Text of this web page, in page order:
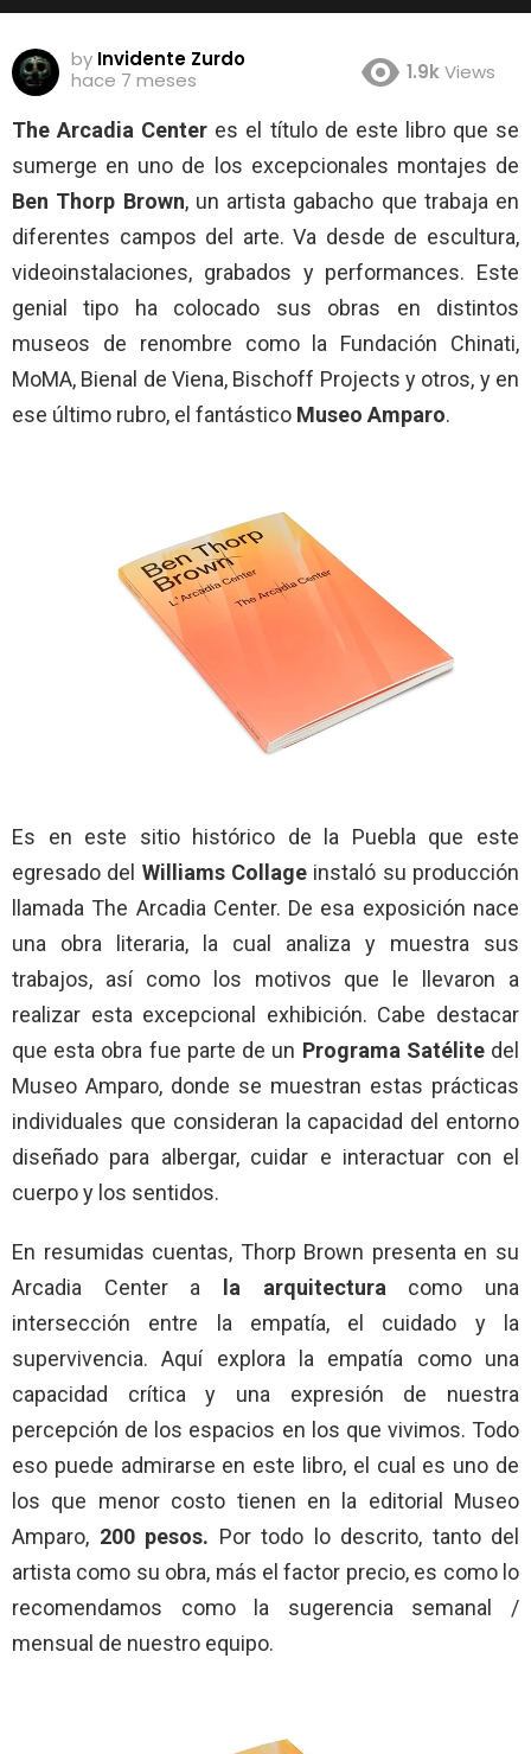
by Invidente Zurdo
hace 7 meses
1.9kViews
The Arcadia Center es el título de este libro que se
sumerge en uno de los excepcionales montajes de
Ben Thorp Brown, un artista gabacho que trabaja en
diferentes campos del arte. Va desde de escultura,
videoinstalaciones, grabados y performances. Este
genial tipo ha colocado sus obras en distintos
museos de renombre como la Fundación Chinati,
MoMA, Bienal de Viena, Bischoff Projects y otros, y en
ese último rubro, el fantástico Museo Amparo.
Es en este sitio histórico de la Puebla que este
egresado del Williams Collage instaló su producción
llamada The Arcadia Center. De esa exposición nace
una obra literaria, la cual analiza y muestra sus
trabajos, así como los motivos que le llevaron a
realizar esta excepcional exhibición. Cabe destacar
que esta obra fue parte de un Programa Satélite del
Museo Amparo, donde se muestran estas prácticas
individuales que consideran la capacidad del entorno
diseñado para albergar, cuidar e interactuar con el
cuerpo y los sentidos.
En resumidas cuentas, Thorp Brown presenta en su
Arcadia Center a
la arquitecturacomo una
intersección entre la empatía, el cuidado y la
supervivencia. Aquí explora la empatía como una
capacidad crítica y una expresión de nuestra
percepción de los espacios en los que vivimos. Todo
eso puede admirarse en este libro, el cual es uno de
los que menor costo tienen en la editorial Museo
Amparo, 200 pesos. Por todo lo descrito, tanto del
artista como su obra, más el factor precio, es como lo
recomendamos como la sugerencia semanal /
mensual de nuestro equipo.